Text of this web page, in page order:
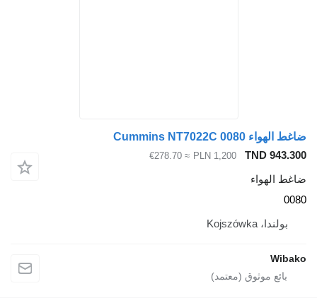
ضاغط الهواء Cummins NT7022C 0080
TND 943.300
PLN 1,200
≈ €278.70
ضاغط الهواء
0080
بولندا، Kojszówka
Wibako